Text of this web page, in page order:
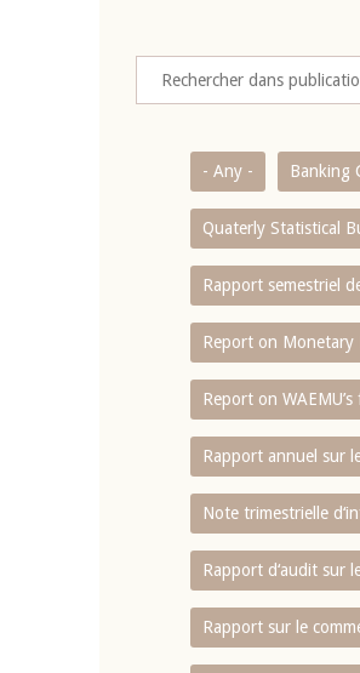
- Any - Banking
Quaterly Statistical
Rapport semestriel
Report on Monetary
Report on
Rapport annuel sur
Note trimestrielle
Rapport d‘audit sur
Rapport sur le